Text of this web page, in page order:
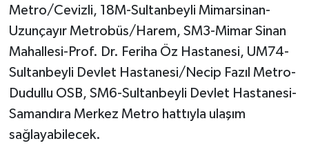
Metro/Cevizli, 18M-Sultanbeyli Mimarsinan-
Uzunçayır Metrobüs/Harem, SM3-Mimar Sinan
Mahallesi-Prof. Dr. Feriha Öz Hastanesi, UM74-
Sultanbeyli Devlet Hastanesi/Necip Fazıl Metro-
Dudullu OSB, SM6-Sultanbeyli Devlet Hastanesi-
Samandıra Merkez Metro hattıyla ulaşım
sağlayabilecek.